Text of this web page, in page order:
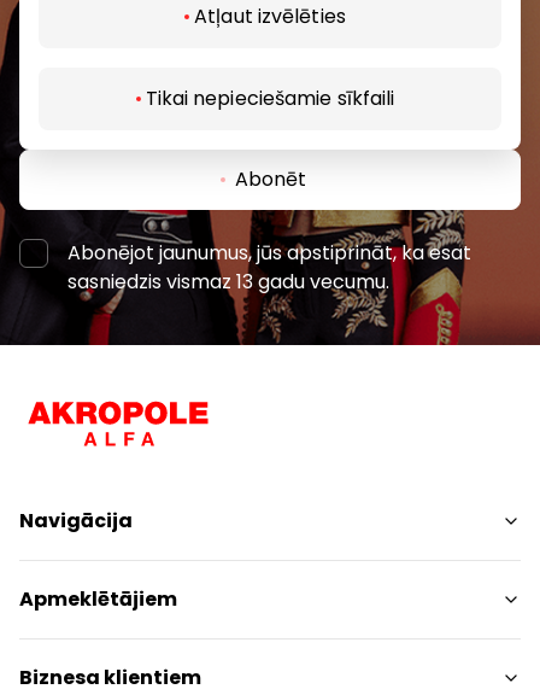
Atļaut izvēlēties
Tikai nepieciešamie sīkfaili
Abonēt
Abonējot jaunumus, jūs apstiprināt, ka esat
sasniedzis vismaz 13 gadu vecumu.
Navigācija
Iepirkšanās
Pakalpojumi
Izklaides
Restorāni
Apmeklētājiem
Centra plāns
Dzīvniekiem draudzīgs
Biznesa klientiem